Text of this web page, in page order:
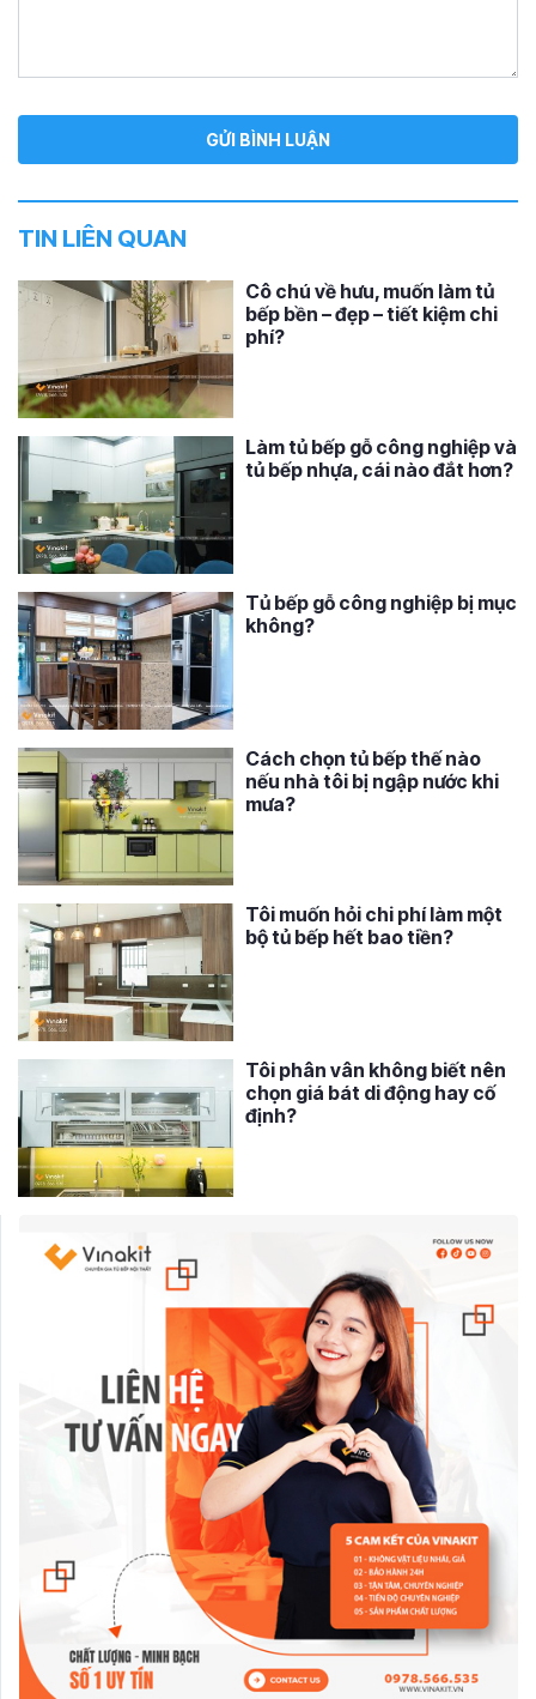
TIN LIÊN QUAN
Cô chú về hưu, muốn làm tủ
bếp bền – đẹp – tiết kiệm chi
phí?
Làm tủ bếp gỗ công nghiệp và
tủ bếp nhựa, cái nào đắt hơn?
Tủ bếp gỗ công nghiệp bị mục
không?
Cách chọn tủ bếp thế nào
nếu nhà tôi bị ngập nước khi
mưa?
Tôi muốn hỏi chi phí làm một
bộ tủ bếp hết bao tiền?
Tôi phân vân không biết nên
chọn giá bát di động hay cố
định?